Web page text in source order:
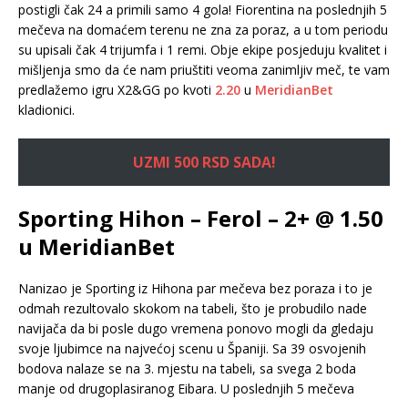
postigli čak 24 a primili samo 4 gola! Fiorentina na poslednjih 5
mečeva na domaćem terenu ne zna za poraz, a u tom periodu
su upisali čak 4 trijumfa i 1 remi. Obje ekipe posjeduju kvalitet i
mišljenja smo da će nam priuštiti veoma zanimljiv meč, te vam
predlažemo igru X2&GG po kvoti 2.20 u MeridianBet
kladionici.
UZMI 500 RSD SADA!
Sporting Hihon – Ferol – 2+ @ 1.50
u MeridianBet
Nanizao je Sporting iz Hihona par mečeva bez poraza i to je
odmah rezultovalo skokom na tabeli, što je probudilo nade
navijača da bi posle dugo vremena ponovo mogli da gledaju
svoje ljubimce na najvećoj scenu u Španiji. Sa 39 osvojenih
bodova nalaze se na 3. mjestu na tabeli, sa svega 2 boda
manje od drugoplasiranog Eibara. U poslednjih 5 mečeva